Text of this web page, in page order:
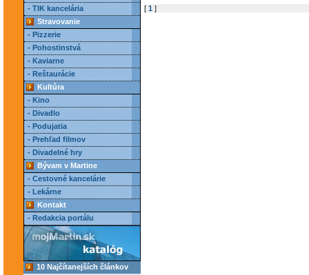
- TIK kancelária
Stravovanie
- Pizzerie
- Pohostinstvá
- Kaviarne
- Reštaurácie
Kultúra
- Kino
- Divadlo
- Podujatia
- Prehľad filmov
- Divadelné hry
Bývam v Martine
- Cestovné kancelárie
- Lekárne
Kontakt
- Redakcia portálu
10 Najčítanejších článkov
[ 1 ]